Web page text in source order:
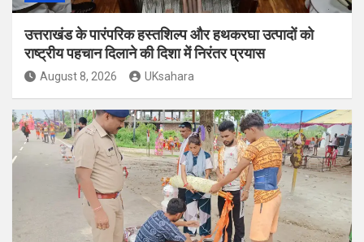
उत्तराखंड के पारंपरिक हस्तशिल्प और हथकरघा उत्पादों को
राष्ट्रीय पहचान दिलाने की दिशा में निरंतर प्रयास
August 8, 2026 UKsahara